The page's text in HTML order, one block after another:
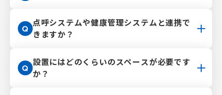
Q
点呼システムや健康管理システムと連携で
きますか？
Q
設置にはどのくらいのスペースが必要です
か？